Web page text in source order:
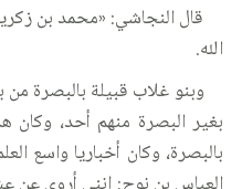
قال النجاشي: «محمد بن
الله.
وبنو غلاب قبيلة بالبصرة
بغير البصرة منهم أحد، وكان
بالبصرة، وكان أخباريا واسع